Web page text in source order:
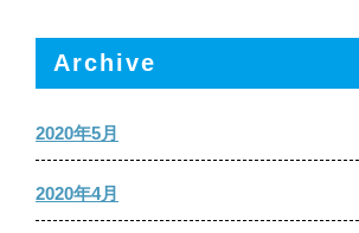
Archive
2020年5月
2020年4月